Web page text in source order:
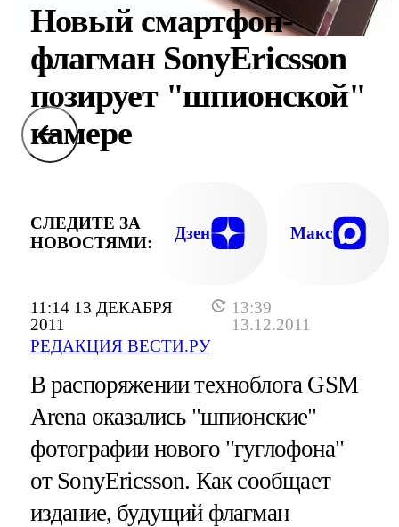
11:14 13 ДЕКАБРЯ
2011
13:39
13.12.2011
РЕДАКЦИЯ ВЕСТИ.РУ
Новый смартфон-
флагман SonyEricsson
позирует "шпионской"
камере
СЛЕДИТЕ ЗА
НОВОСТЯМИ:
Дзен Макс
В распоряжении техноблога GSM
Arena оказались "шпионские"
фотографии нового "гуглофона"
от SonyEricsson. Как сообщает
издание, будущий флагман